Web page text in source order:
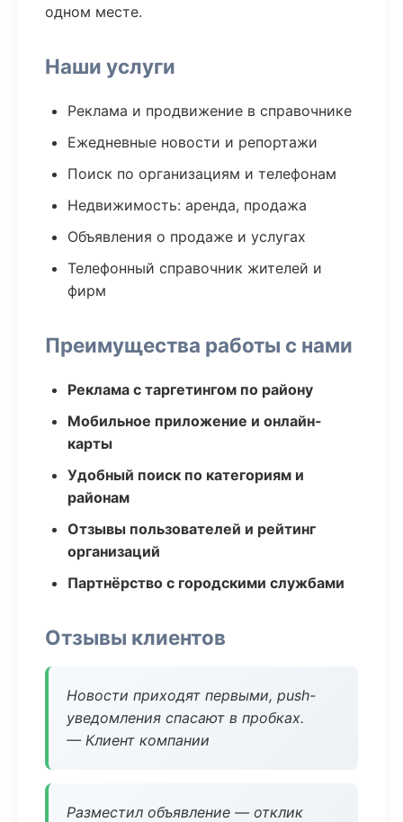
одном месте.
Наши услуги
Реклама и продвижение в справочнике
Ежедневные новости и репортажи
Поиск по организациям и телефонам
Недвижимость: аренда, продажа
Объявления о продаже и услугах
Телефонный справочник жителей и
фирм
Преимущества работы с нами
Реклама с таргетингом по району
Мобильное приложение и онлайн-
карты
Удобный поиск по категориям и
районам
Отзывы пользователей и рейтинг
организаций
Партнёрство с городскими службами
Отзывы клиентов
Новости приходят первыми, push-
уведомления спасают в пробках.
— Клиент компании
Разместил объявление — отклик